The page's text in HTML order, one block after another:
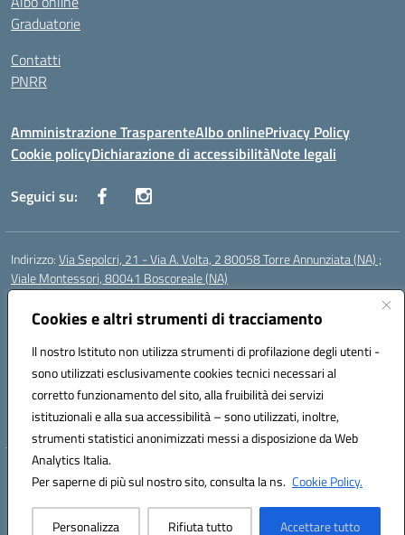
Cookies e altri strumenti di tracciamento
Il nostro Istituto non utilizza strumenti di profilazione degli utenti -
sono utilizzati esclusivamente cookies tecnici necessari al
corretto funzionamento del sito, alla fruibilità dei servizi
istituzionali e alla sua accessibilità – sono utilizzati, inoltre,
strumenti statistici anonimizzati messi a disposizione da Web
Analytics Italia.
Per saperne di più sul nostro sito, consulta la ns. Cookie Policy.
Personalizza Rifiuta tutto Accettare tutto
Graduatorie
Contatti
PNRR
Amministrazione TrasparenteAlbo onlinePrivacy Policy
Cookie policyDichiarazione di accessibilitàNote legali
Seguici su:
Indirizzo:Via Sepolcri, 21 - Via A. Volta, 2 80058 Torre Annunziata (NA) ;
Viale Montessori, 80041 Boscoreale (NA)
Centralino:
Posta elettronica certificata (PEC):nais04100b@pec.istruzione.it
Codice fiscale: 82008750638
Codice meccanografico:NAIS04100B
Codice Indice delle Pubbliche Amministrazioni (IPA): istsc_nais04100b
Codice unico di fatturazione (CUF): UFELOU
Hosting & Powered by 3D Solution S.r.l.
Concept & Design by Designers Italia